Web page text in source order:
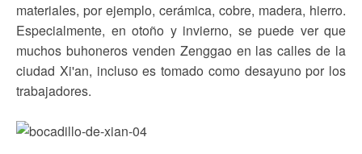
materiales, por ejemplo, cerámica, cobre, madera, hierro.
Especialmente, en otoño y invierno, se puede ver que
muchos buhoneros venden Zenggao en las calles de la
ciudad Xi'an, incluso es tomado como desayuno por los
trabajadores.